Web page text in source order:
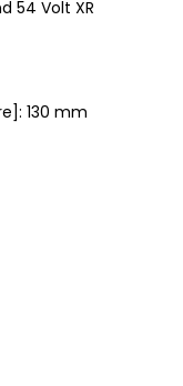
54 Volt XR
130 mm